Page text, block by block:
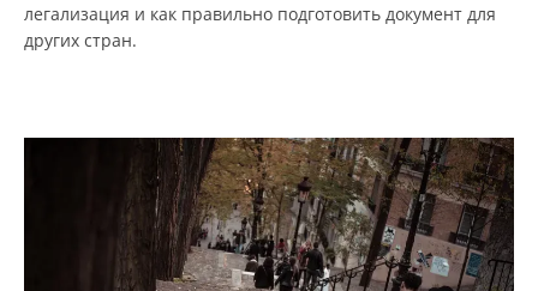
легализация и как правильно подготовить документ для
других стран.